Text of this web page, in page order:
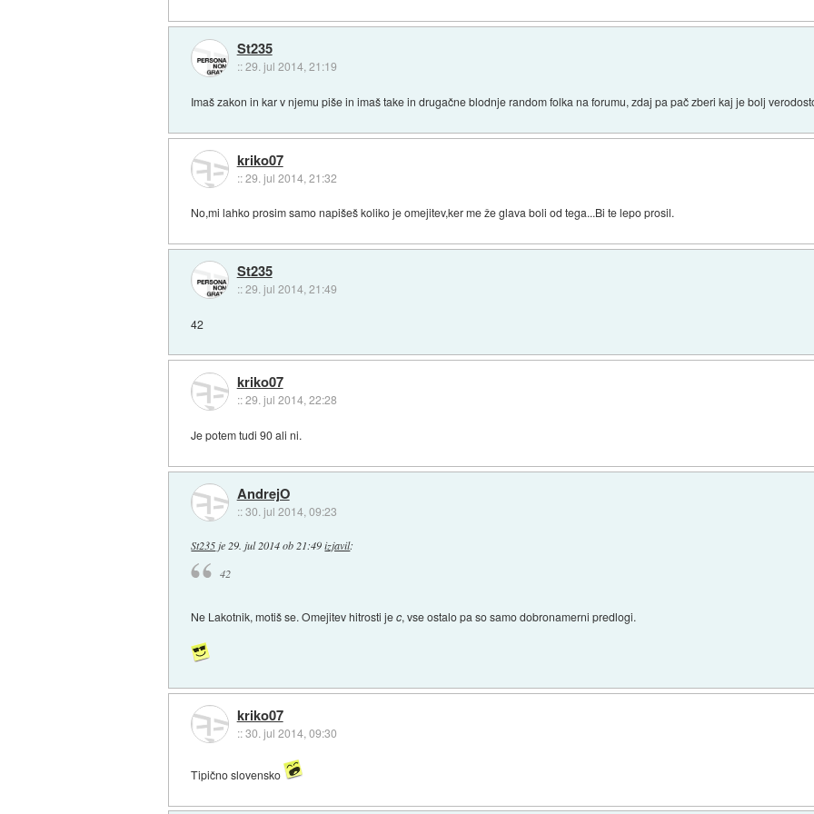
St235
::29. jul 2014, 21:19
Imaš zakon in kar v njemu piše in imaš take in drugačne blodnje random folka na forumu, zdaj pa pač zberi kaj je bolj
kriko07
::29. jul 2014, 21:32
No,mi lahko prosim samo napišeš koliko je omejitev,ker me že glava boli od tega...Bi te lepo prosil.
St235
::29. jul 2014, 21:49
42
kriko07
::29. jul 2014, 22:28
Je potem tudi 90 ali ni.
AndrejO
::30. jul 2014, 09:23
St235je29. jul 2014 ob 21:49 izjavil:
42
Ne Lakotnik, motiš se. Omejitev hitrosti jec, vse ostalo pa so samo dobronamerni predlogi.
kriko07
::30. jul 2014, 09:30
Tipično slovensko